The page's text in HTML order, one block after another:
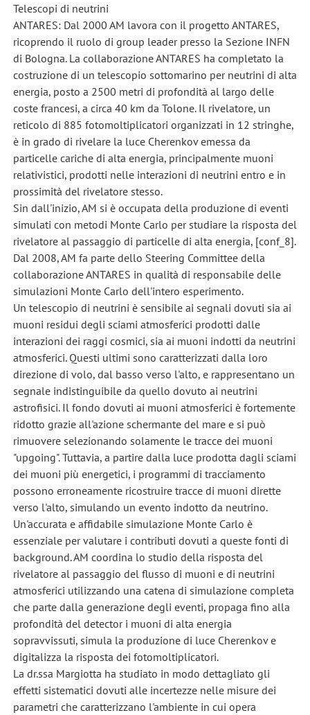
Telescopi di neutrini
ANTARES: Dal 2000 AM lavora con il progetto ANTARES,
ricoprendo il ruolo di group leader presso la Sezione INFN
di Bologna. La collaborazione ANTARES ha completato la
costruzione di un telescopio sottomarino per neutrini di alta
energia, posto a 2500 metri di profondità al largo delle
coste francesi, a circa 40 km da Tolone. Il rivelatore, un
reticolo di 885 fotomoltiplicatori organizzati in 12 stringhe,
è in grado di rivelare la luce Cherenkov emessa da
particelle cariche di alta energia, principalmente muoni
relativistici, prodotti nelle interazioni di neutrini entro e in
prossimità del rivelatore stesso.
Sin dall'inizio, AM si è occupata della produzione di eventi
simulati con metodi Monte Carlo per studiare la risposta del
rivelatore al passaggio di particelle di alta energia, [conf_8].
Dal 2008, AM fa parte dello Steering Committee della
collaborazione ANTARES in qualità di responsabile delle
simulazioni Monte Carlo dell'intero esperimento.
Un telescopio di neutrini è sensibile ai segnali dovuti sia ai
muoni residui degli sciami atmosferici prodotti dalle
interazioni dei raggi cosmici, sia ai muoni indotti da neutrini
atmosferici. Questi ultimi sono caratterizzati dalla loro
direzione di volo, dal basso verso l'alto, e rappresentano un
segnale indistinguibile da quello dovuto ai neutrini
astrofisici. Il fondo dovuti ai muoni atmosferici è fortemente
ridotto grazie all'azione schermante del mare e si può
rimuovere selezionando solamente le tracce dei muoni
"upgoing". Tuttavia, a partire dalla luce prodotta dagli sciami
dei muoni più energetici, i programmi di tracciamento
possono erroneamente ricostruire tracce di muoni dirette
verso l'alto, simulando un evento indotto da neutrino.
Un'accurata e affidabile simulazione Monte Carlo è
essenziale per valutare i contributi dovuti a queste fonti di
background. AM coordina lo studio della risposta del
rivelatore al passaggio del flusso di muoni e di neutrini
atmosferici utilizzando una catena di simulazione completa
che parte dalla generazione degli eventi, propaga fino alla
profondità del detector i muoni di alta energia
sopravvissuti, simula la produzione di luce Cherenkov e
digitalizza la risposta dei fotomoltiplicatori.
La dr.ssa Margiotta ha studiato in modo dettagliato gli
effetti sistematici dovuti alle incertezze nelle misure dei
parametri che caratterizzano l'ambiente in cui opera